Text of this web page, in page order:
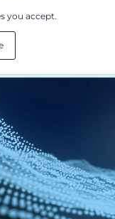
you accept.